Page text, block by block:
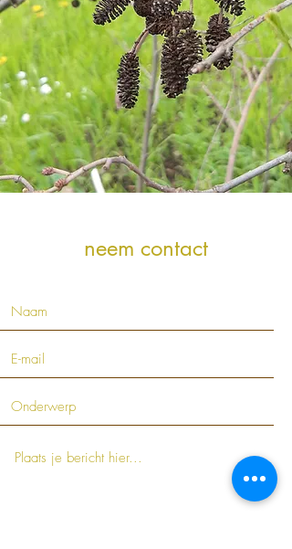
neem contact